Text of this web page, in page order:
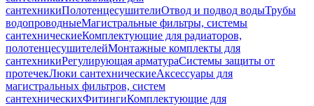
сантехникиПолотенцесушителиОтвод и подвод водыТрубы
водопроводныеМагистральные фильтры, системы
сантехническиеКомплектующие для радиаторов,
полотенцесушителейМонтажные комплекты для
сантехникиРегулирующая арматураСистемы защиты от
протечекЛюки сантехническиеАксессуары для
магистральных фильтров, систем
сантехническихФитингиКомплектующие для